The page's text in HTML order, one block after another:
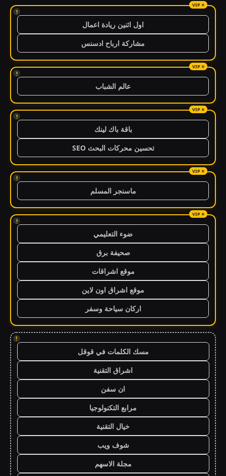
!
اول اثنين ريادة اعمال
مشاركة ارباح ادسنس
!
عالم الشباب
!
باقة باك لينك
تحسين محركات البحث SEO
!
ماسنجر المسلم
!
ضوء التعليمي
صحيفة برق
موقع اشراقات
موقع اشراق اون لاين
اركان سياحة وسفر
!
مسك الكلمات في قوقل
اشراق التقنية
ان سفن
مرابع التكنولوجيا
خيال التقنية
شوف ويب
مجلة الاسهم